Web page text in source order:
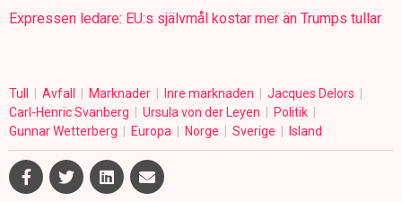
Expressen ledare: EU:s självmål kostar mer än Trumps tullar
Tull Avfall Marknader Inre marknaden
Jacques Delors
Carl-Henric Svanberg
Ursula von der Leyen
Politik
Gunnar Wetterberg
Europa Norge Sverige Island